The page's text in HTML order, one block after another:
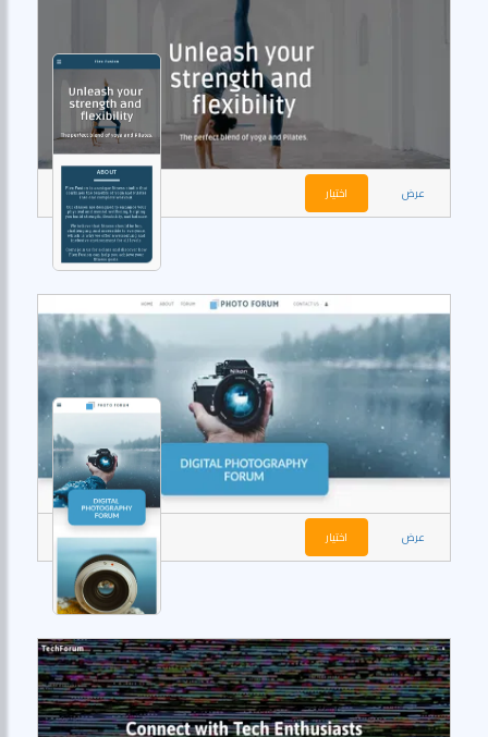
عرض اختيار
عرض اختيار